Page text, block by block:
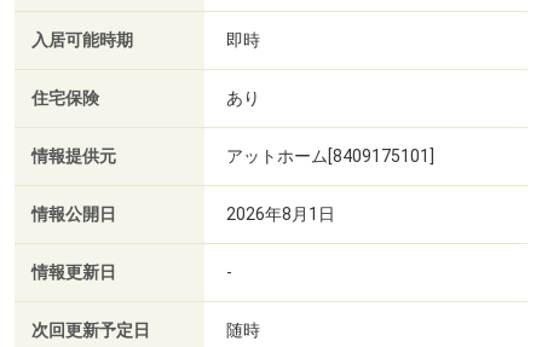
入居可能時期 即時
住宅保険 あり
情報提供元 アットホーム[8409175101]
情報公開日 2026年8月1日
情報更新日 -
次回更新予定日 随時